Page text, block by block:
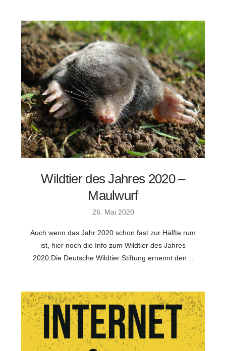
Wildtier des Jahres 2020 –
Maulwurf
26. Mai 2020
Auch wenn das Jahr 2020 schon fast zur Hälfte rum
ist, hier noch die Info zum Wildtier des Jahres
2020:Die Deutsche Wildtier Stiftung ernennt den…